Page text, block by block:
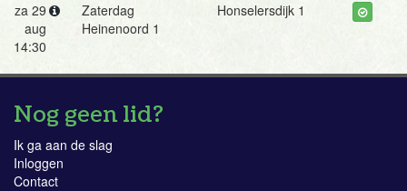
za 29
aug
14:30
Zaterdag
Heinenoord 1
Honselersdijk 1
Nog geen lid?
Ik ga aan de slag
Inloggen
Contact